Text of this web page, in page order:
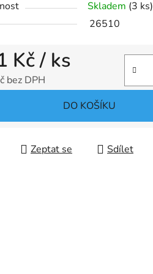
Skladem (3 ks)
26510
Kč/ ks
bez DPH
DO KOŠÍKU
Zeptat se Sdílet